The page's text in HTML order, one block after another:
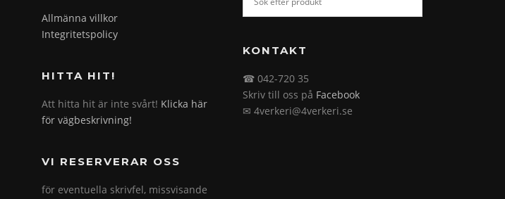
Allmänna villkor
Integritetspolicy
HITTA HIT!
Att hitta hit är inte svårt! Klicka här
för vägbeskrivning!
VI RESERVERAR OSS
för eventuella skrivfel, missvisande
KONTAKT
☎ 042-720 35
Skriv till oss på Facebook
✉ 4verkeri@4verkeri.se